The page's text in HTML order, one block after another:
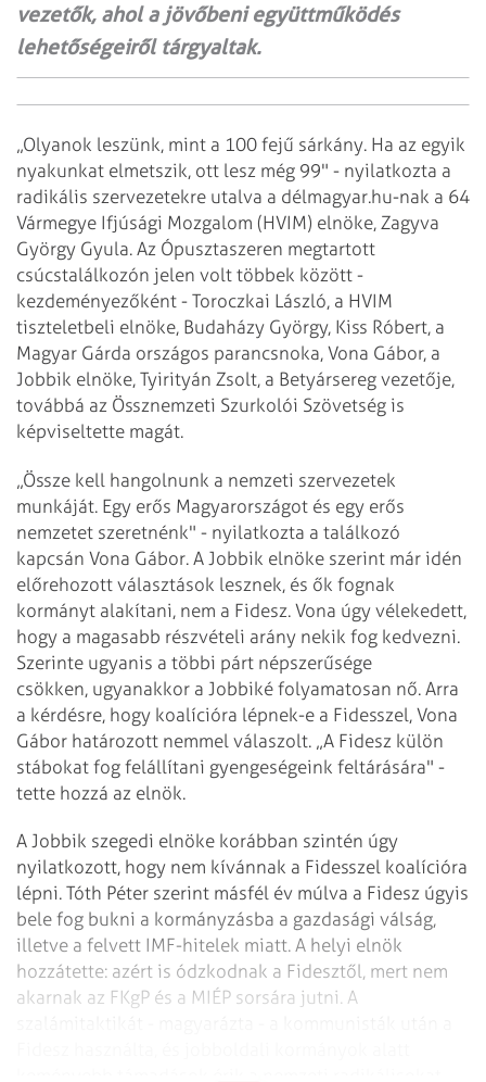
vezetők, ahol a jövőbeni együttműködés
lehetőségeiről tárgyaltak.
„Olyanok leszünk, mint a 100 fejű sárkány. Ha az egyik
nyakunkat elmetszik, ott lesz még 99" - nyilatkozta a
radikális szervezetekre utalva a délmagyar.hu-nak a 64
Vármegye Ifjúsági Mozgalom (HVIM) elnöke, Zagyva
György Gyula. Az Ópusztaszeren megtartott
csúcstalálkozón jelen volt többek között -
kezdeményezőként - Toroczkai László, a HVIM
tiszteletbeli elnöke, Budaházy György, Kiss Róbert, a
Magyar Gárda országos parancsnoka, Vona Gábor, a
Jobbik elnöke, Tyirityán Zsolt, a Betyársereg vezetője,
továbbá az Össznemzeti Szurkolói Szövetség is
képviseltette magát.
„Össze kell hangolnunk a nemzeti szervezetek
munkáját. Egy erős Magyarországot és egy erős
nemzetet szeretnénk" - nyilatkozta a találkozó
kapcsán Vona Gábor. A Jobbik elnöke szerint már idén
előrehozott választások lesznek, és ők fognak
kormányt alakítani, nem a Fidesz. Vona úgy vélekedett,
hogy a magasabb részvételi arány nekik fog kedvezni.
Szerinte ugyanis a többi párt népszerűsége
csökken, ugyanakkor a Jobbiké folyamatosan nő. Arra
a kérdésre, hogy koalícióra lépnek-e a Fidesszel, Vona
Gábor határozott nemmel válaszolt. „A Fidesz külön
stábokat fog felállítani gyengeségeink feltárására" -
tette hozzá az elnök.
A Jobbik szegedi elnöke korábban szintén úgy
nyilatkozott, hogy nem kívánnak a Fidesszel koalícióra
lépni. Tóth Péter szerint másfél év múlva a Fidesz úgyis
bele fog bukni a kormányzásba a gazdasági válság,
illetve a felvett IMF-hitelek miatt. A helyi elnök
hozzátette: azért is ódzkodnak a Fidesztől, mert nem
akarnak az FKgP és a MIÉP sorsára jutni. A